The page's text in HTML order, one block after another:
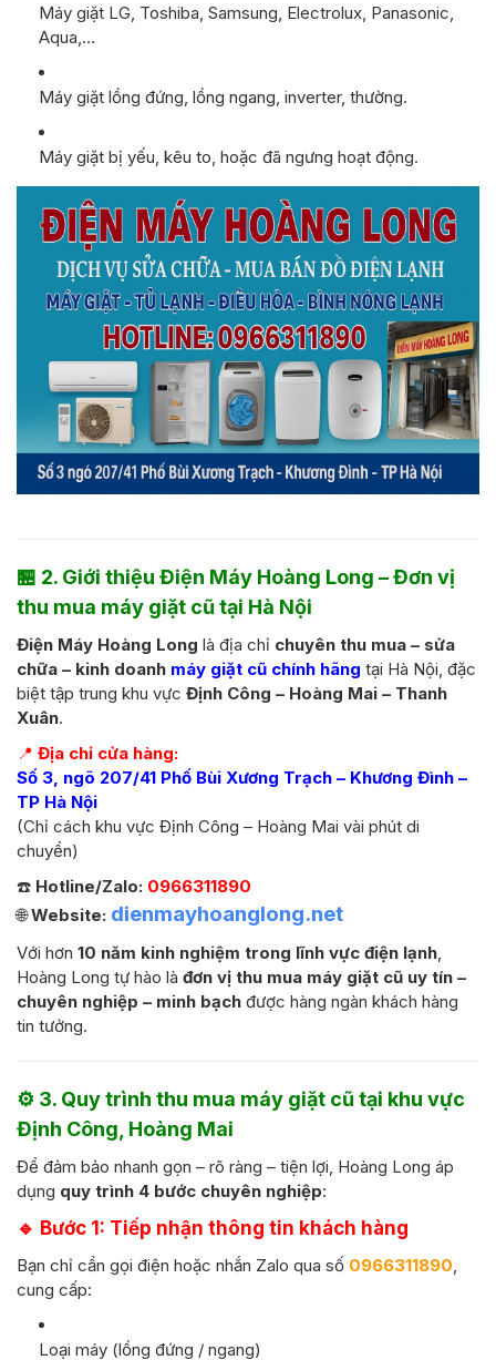
Máy giặt LG, Toshiba, Samsung, Electrolux, Panasonic,
Aqua,…
Máy giặt lồng đứng, lồng ngang, inverter, thường.
Máy giặt bị yếu, kêu to, hoặc đã ngưng hoạt động.
🏪 2. Giới thiệu Điện Máy Hoàng Long – Đơn vị
thu mua máy giặt cũ tại Hà Nội
Điện Máy Hoàng Long là địa chỉ chuyên thu mua – sửa
chữa – kinh doanh máy giặt cũ chính hãng tại Hà Nội, đặc
biệt tập trung khu vực Định Công – Hoàng Mai – Thanh
Xuân.
📍 Địa chỉ cửa hàng:
Số 3, ngõ 207/41 Phố Bùi Xương Trạch – Khương Đình –
TP Hà Nội
(Chỉ cách khu vực Định Công – Hoàng Mai vài phút di
chuyển)
☎️ Hotline/Zalo: 0966311890
🌐Website: dienmayhoanglong.net
Với hơn 10 năm kinh nghiệm trong lĩnh vực điện lạnh,
Hoàng Long tự hào là đơn vị thu mua máy giặt cũ uy tín –
chuyên nghiệp – minh bạch được hàng ngàn khách hàng
tin tưởng.
⚙️ 3. Quy trình thu mua máy giặt cũ tại khu vực
Định Công, Hoàng Mai
Để đảm bảo nhanh gọn – rõ ràng – tiện lợi, Hoàng Long áp
dụng quy trình 4 bước chuyên nghiệp:
🔹 Bước 1: Tiếp nhận thông tin khách hàng
Bạn chỉ cần gọi điện hoặc nhắn Zalo qua số 0966311890,
cung cấp:
Loại máy (lồng đứng / ngang)